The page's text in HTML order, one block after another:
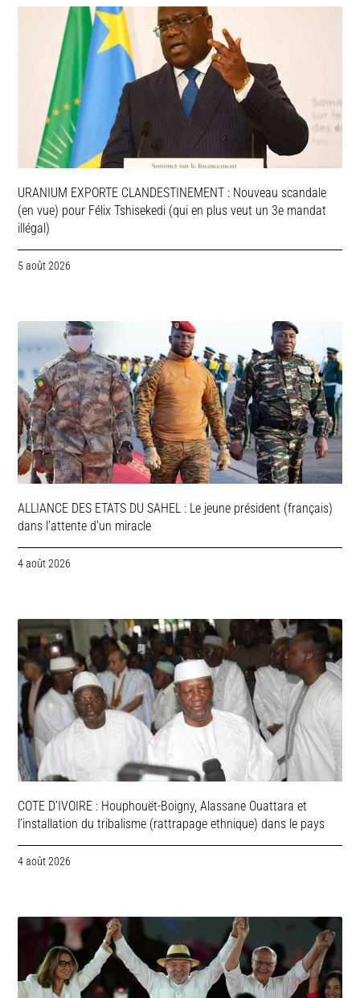
URANIUM EXPORTE CLANDESTINEMENT : Nouveau scandale
(en vue) pour Félix Tshisekedi (qui en plus veut un 3e mandat
illégal)
5 août 2026
ALLIANCE DES ETATS DU SAHEL : Le jeune président (français)
dans l’attente d’un miracle
4 août 2026
COTE D’IVOIRE : Houphouët-Boigny, Alassane Ouattara et
l’installation du tribalisme (rattrapage ethnique) dans le pays
4 août 2026